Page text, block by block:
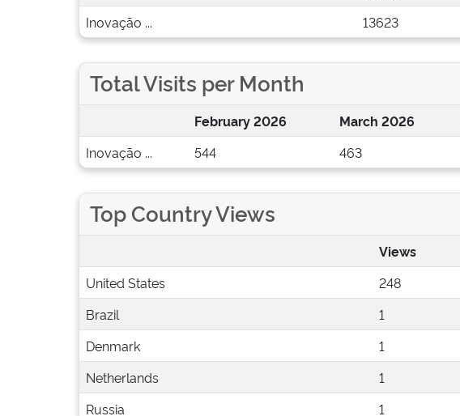
Inovação ...
13623
Total Visits per Month
February 2026 March 2026
Inovação ...
544 463
Top Country Views
Views
United States
248
Brazil
1
Denmark
1
Netherlands
1
Russia
1